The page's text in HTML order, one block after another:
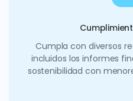
Cumpla con diversos
incluidos los informes
sostenibilidad con